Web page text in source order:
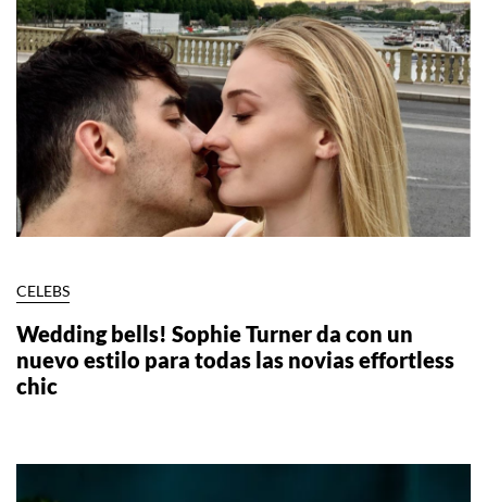
CELEBS
Wedding bells! Sophie Turner da con un
nuevo estilo para todas las novias effortless
chic